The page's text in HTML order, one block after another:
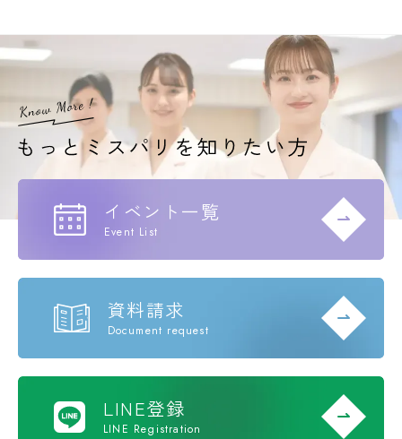
イベント一覧
Event List
資料請求
Document request
LINE登録
LINE Registration